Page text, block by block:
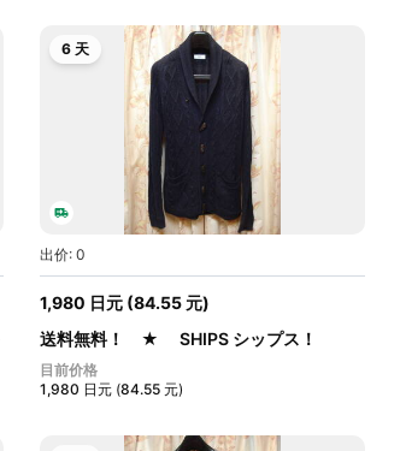
6 天
出价: 0
1,980 日元 (84.55 元)
送料無料！ ★ SHIPS シップス！
麻：10...
目前价格
1,980 日元 (84.55 元)